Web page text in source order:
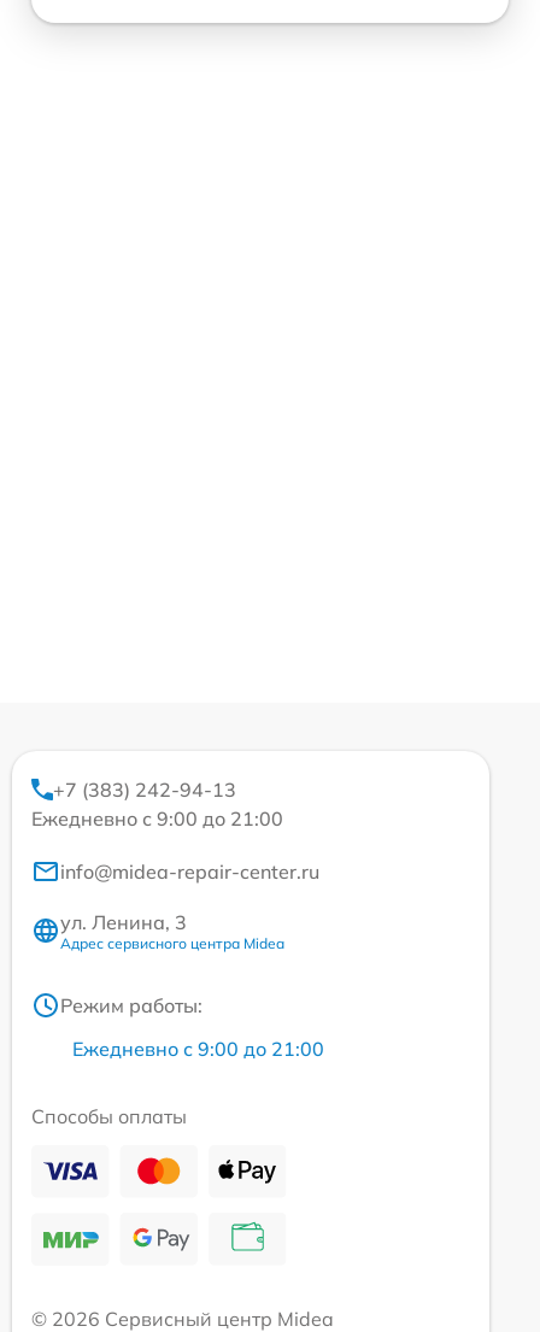
+7 (383) 242-94-13
Ежедневно с 9:00 до 21:00
info@midea-repair-center.ru
ул. Ленина, 3
Адрес сервисного центра Midea
Режим работы:
Ежедневно с 9:00 до 21:00
Способы оплаты
© 2026 Сервисный центр Midea